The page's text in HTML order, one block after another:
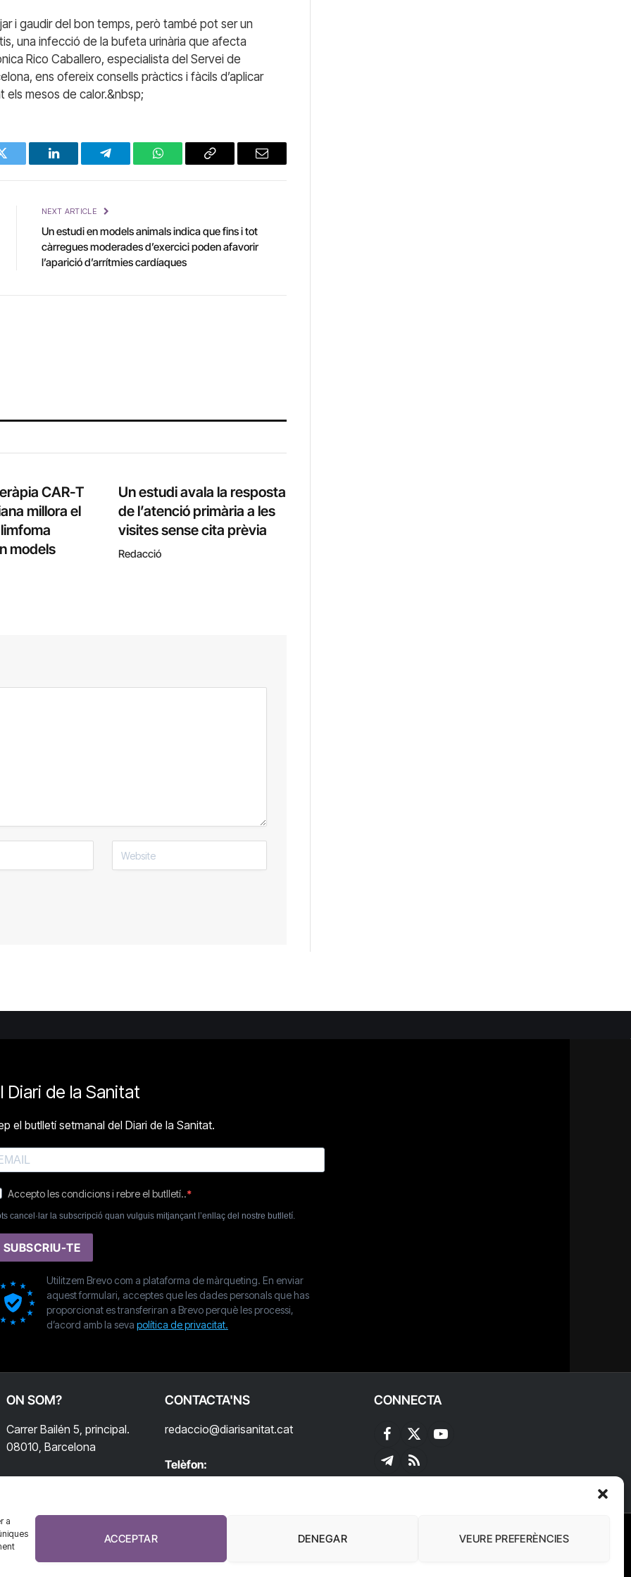
a
ACCEPTAR DENEGAR VEURE PREFERÈNCIES
i gaudir del bon temps, però també pot ser un
una infecció de la bufeta urinària que afecta
Rico Caballero, especialista del Servei de
ens ofereix consells pràctics i fàcils d’aplicar
els mesos de calor.&nbsp;
Twitter LinkedIn Telegram WhatsAppCopy
Email
NEXT ARTICLE
Un estudi en models animals indica que fins i tot
càrregues moderades d’exercici poden afavorir
l’aparició d’arrítmies cardíaques
CAR-T
millora el
models
Un estudi avala la resposta
de l’atenció primària a les
visites sense cita prèvia
Redacció
Diari de la Sanitat
el butlletí setmanal del Diari de la Sanitat.
Accepto les condicions i rebre el butlletí..
cancel·lar la subscripció quan vulguis mitjançant l’enllaç del nostre butlletí.
SUBSCRIU-TE
Utilitzem Brevo com a plataforma de màrqueting. En enviar
aquest formulari, acceptes que les dades personals que has
proporcionat es transferiran a Brevo perquè les processi,
d’acord amb la seva política de privacitat.
ON SOM?
Carrer Bailén 5, principal.
08010, Barcelona
CONTACTA'NS
redaccio@diarisanitat.cat
Telèfon:
CONNECTA
Facebook
X
(Twitter)
YouTube
Telegram
RSS